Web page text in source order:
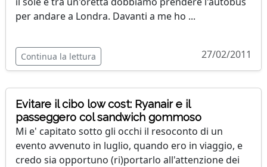
per andare a Londra. Davanti a me ho ...
Continua la lettura 27/02/2011
Evitare il cibo low cost: Ryanair e il
passeggero col sandwich gommoso
Mi e' capitato sotto gli occhi il resoconto di un
evento avvenuto in luglio, quando ero in viaggio, e
credo sia opportuno (ri)portarlo all'attenzione dei